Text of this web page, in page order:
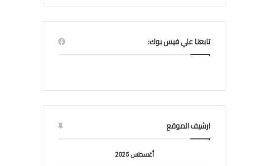
تابعنا علي فيس بوك:
ارشيف الموقع
أغسطس 2026